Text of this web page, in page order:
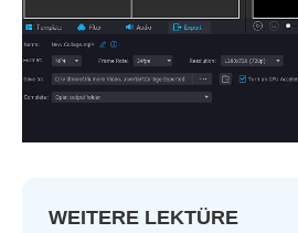
WEITERE LEKTÜRE